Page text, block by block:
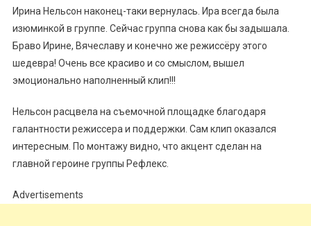
Ирина Нельсон наконец-таки вернулась. Ира всегда была
изюминкой в группе. Сейчас группа снова как бы задышала.
Браво Ирине, Вячеславу и конечно же режиссёру этого
шедевра! Очень все красиво и со смыслом, вышел
эмоционально наполненный клип!!!
Нельсон расцвела на съемочной площадке благодаря
галантности режиссера и поддержки. Сам клип оказался
интересным. По монтажу видно, что акцент сделан на
главной героине группы Рефлекс.
Advertisements